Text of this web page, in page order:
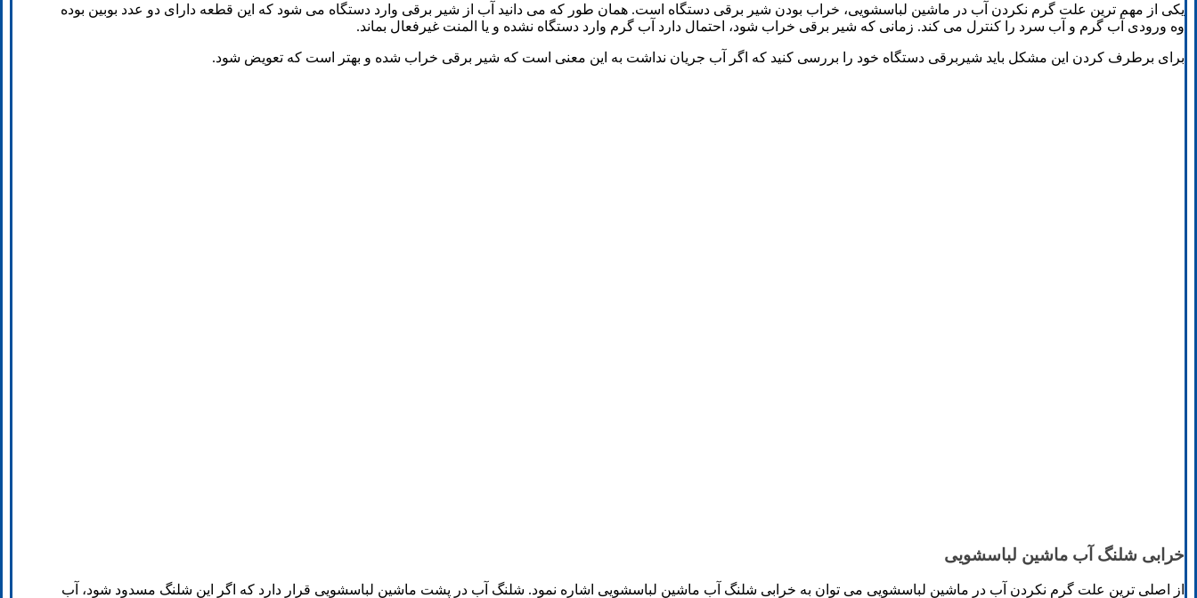
یکی از مهم ترین علت گرم نکردن آب در ماشین لباسشویی، خراب بودن شیر برقی دستگاه است. همان طور که می دانید آب از شیر برقی وارد دستگاه می شود که این قطعه دارای دو عدد بوبین بوده
وه ورودی آب گرم و آب سرد را کنترل می کند. زمانی که شیر برقی خراب شود، احتمال دارد آب گرم وارد دستگاه نشده و یا المنت غیرفعال بماند.
برای برطرف کردن این مشکل باید شیربرقی دستگاه خود را بررسی کنید که اگر آب جریان نداشت به این معنی است که شیر برقی خراب شده و بهتر است که تعویض شود.
خرابی شلنگ آب ماشین لباسشویی
از اصلی ترین علت گرم نکردن آب در ماشین لباسشویی می توان به خرابی شلنگ آب ماشین لباسشویی اشاره نمود. شلنگ آب در پشت ماشین لباسشویی قرار دارد که اگر این شلنگ مسدود شود، آب